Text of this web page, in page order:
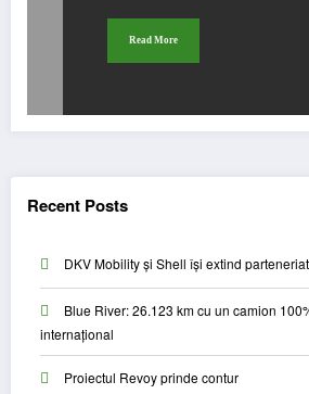
Read More
Recent Posts
DKV Mobility și Shell își extind
Blue River: 26.123 km cu un camion
internațional
Proiectul Revoy prinde contur